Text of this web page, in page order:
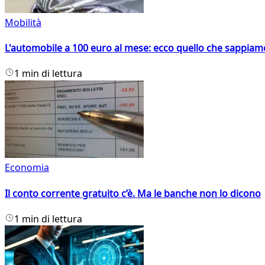
Mobilità
L'automobile a 100 euro al mese: ecco quello che
1 min di lettura
Economia
Il conto corrente gratuito c’è. Ma le banche non lo dicono
1 min di lettura